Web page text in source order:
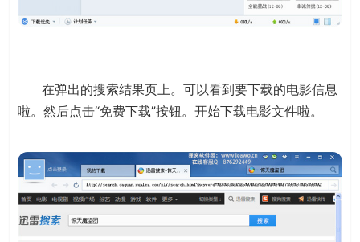
在弹出的搜索结果页上。可以看到要下载的电影信息
啦。然后点击“免费下载”按钮。开始下载电影文件啦。